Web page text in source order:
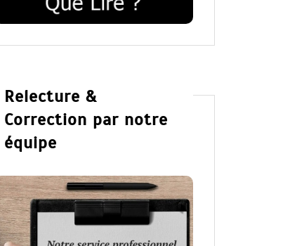
Relecture &
Correction par notre
équipe